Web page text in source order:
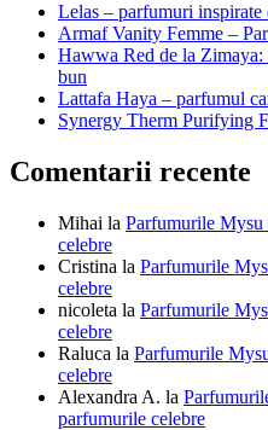
Lelas – parfumuri inspirate
Armaf Vanity Femme –
Hawwa Red de la
bun
Lattafa Haya – parfumul
Synergy Therm Purifying
Comentarii recente
Mihai la Parfumurile Mysu
celebre
Cristina la Parfumurile
celebre
nicoleta la Parfumurile
celebre
Raluca la Parfumurile
celebre
Alexandra A. la
parfumurile celebre